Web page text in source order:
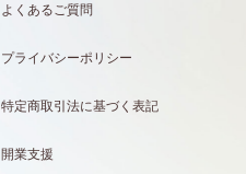
よくあるご質問
プライバシーポリシー
特定商取引法に基づく表記
開業支援